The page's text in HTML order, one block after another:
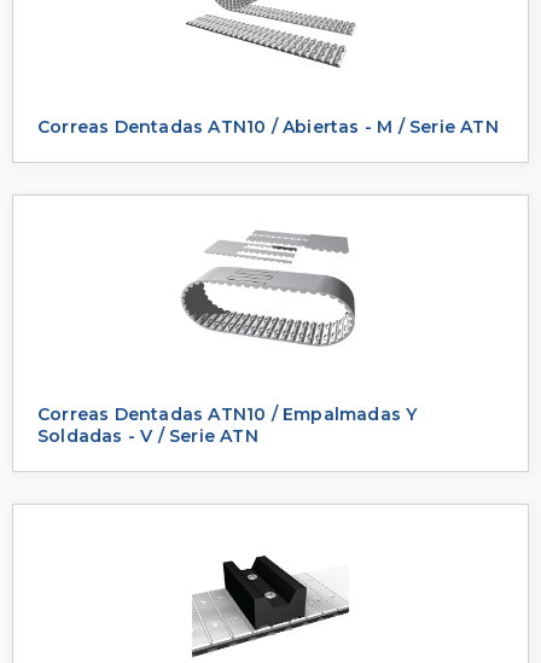
Correas Dentadas ATN10 / Abiertas - M / Serie ATN
Correas Dentadas ATN10 / Empalmadas Y
Soldadas - V / Serie ATN